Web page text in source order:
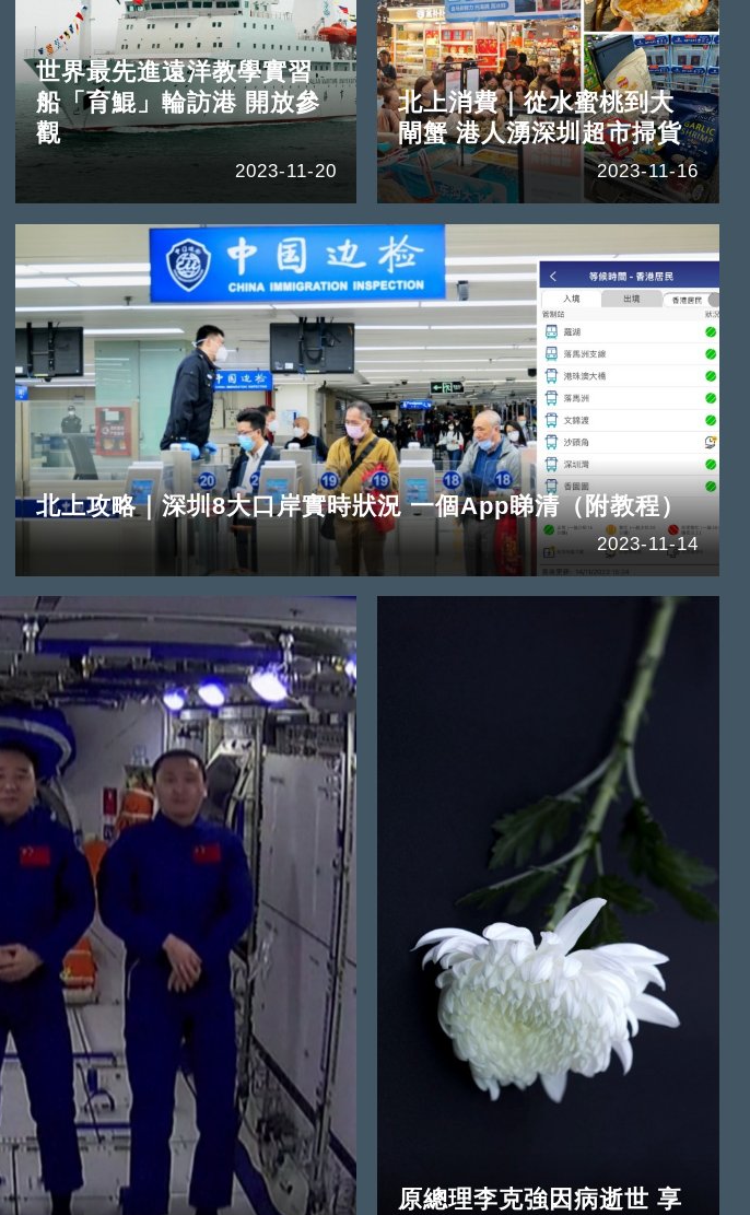
世界最先進遠洋教學實習
船「育鯤」輪訪港 開放參
觀
2023-11-20
北上消費｜從水蜜桃到大
閘蟹 港人湧深圳超市掃貨
2023-11-16
北上攻略｜深圳8大口岸實時狀況 一個App睇清（附教程）
2023-11-14
原總理李克強因病逝世 享